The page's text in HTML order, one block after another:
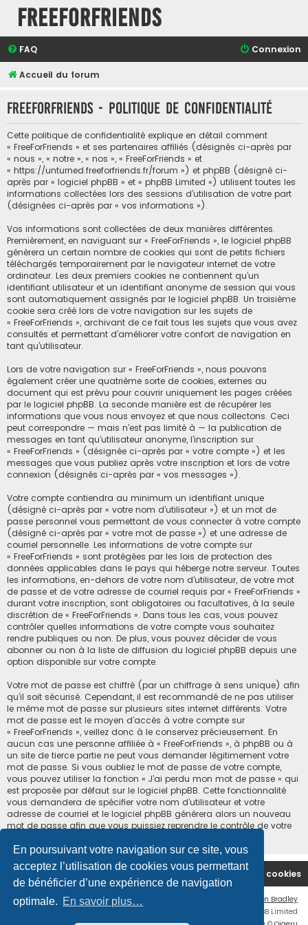
En poursuivant votre navigation sur ce site, vous
acceptez l’utilisation de cookies vous permettant
de bénéficier d’une expérience de navigation
optimale. En savoir plus…
FreeForFriends
FAQ Connexion
Accueil du forum
FreeForFriends - Politique de confidentialité
Cette politique de confidentialité explique en détail comment
« FreeForFriends » et ses partenaires affiliés (désignés ci-après par
« nous », « notre », « nos », « FreeForFriends » et
« https://unturned.freeforfriends.fr/forum ») et phpBB (désigné ci-
après par « logiciel phpBB » et « phpBB Limited ») utilisent toutes les
informations collectées lors des sessions d’utilisation de votre part
(désignées ci-après par « vos informations »).
Vos informations sont collectées de deux manières différentes.
Premièrement, en naviguant sur « FreeForFriends », le logiciel phpBB
génèrera un certain nombre de cookies qui sont de petits fichiers
téléchargés temporairement par le navigateur internet de votre
ordinateur. Les deux premiers cookies ne contiennent qu’un
identifiant utilisateur et un identifiant anonyme de session qui vous
sont automatiquement assignés par le logiciel phpBB. Un troisième
cookie sera créé lors de votre navigation sur les sujets de
« FreeForFriends », archivant de ce fait tous les sujets que vous avez
consultés et permettant d’améliorer votre confort de navigation en
tant qu’utilisateur.
Lors de votre navigation sur « FreeForFriends », nous pouvons
également créer une quatrième sorte de cookies, externes au
document qui est prévu pour couvrir uniquement les pages créées
par le logiciel phpBB. La seconde manière est de récupérer les
informations que vous nous envoyez et que nous collectons. Ceci
peut correspondre — mais n’est pas limité à — la publication de
messages en tant qu’utilisateur anonyme, l’inscription sur
« FreeForFriends » (désignée ci-après par « votre compte ») et les
messages que vous publiez après votre inscription et lors de votre
connexion (désignés ci-après par « vos messages »).
Votre compte contiendra au minimum un identifiant unique
(désigné ci-après par « votre nom d’utilisateur ») et un mot de
passe personnel vous permettant de vous connecter à votre compte
(désigné ci-après par « votre mot de passe ») et une adresse de
courriel personnelle. Les informations de votre compte sur
« FreeForFriends » sont protégées par les lois de protection des
données applicables dans le pays qui héberge notre serveur. Toutes
les informations, en-dehors de votre nom d’utilisateur, de votre mot
de passe et de votre adresse de courriel requis par « FreeForFriends »
durant votre inscription, sont obligatoires ou facultatives, à la seule
discrétion de « FreeForFriends ». Dans tous les cas, vous pouvez
contrôler quelles informations de votre compte vous souhaitez
rendre publiques ou non. De plus, vous pouvez décider de vous
abonner ou non à la liste de diffusion du logiciel phpBB depuis une
option disponible sur votre compte.
Votre mot de passe est chiffré (par un chiffrage à sens unique) afin
qu’il soit sécurisé. Cependant, il est recommandé de ne pas utiliser
le même mot de passe sur plusieurs sites internet différents. Votre
mot de passe est le moyen d’accès à votre compte sur
« FreeForFriends », veillez donc à le conservez précieusement. En
aucun cas une personne affiliée à « FreeForFriends », à phpBB ou à
un site de tierce partie ne peut vous demander légitimement votre
mot de passe. Si vous oubliez le mot de passe de votre compte,
vous pouvez utiliser la fonction « J’ai perdu mon mot de passe » qui
est proposée par défaut sur le logiciel phpBB. Cette fonctionnalité
vous demandera de spécifier votre nom d’utilisateur et votre
adresse de courriel et le logiciel phpBB générera alors un nouveau
mot de passe afin que vous puissiez reprendre le contrôle de votre
Accueil du forum Supprimer les cookies
Ian Bradley
® Forum Software © phpBB Limited